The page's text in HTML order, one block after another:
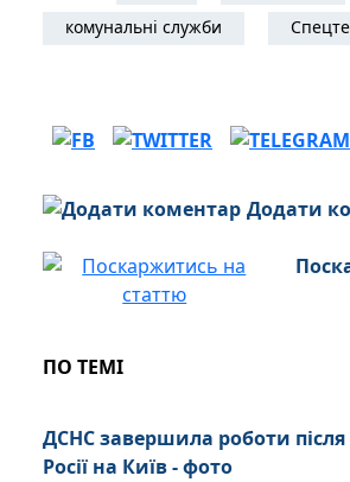
комунальні служби
Додати
ПО ТЕМІ
ДСНС завершила роботи після
Росії на Київ - фото